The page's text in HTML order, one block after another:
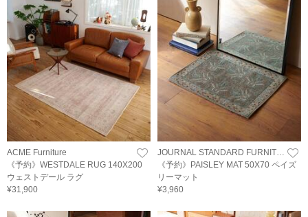
ACME Furniture
《予約》WESTDALE RUG 140X200
ウェストデール ラグ
¥31,900
《予約》PAISLEY MAT 50X70 ペイズ
リーマット
¥3,960